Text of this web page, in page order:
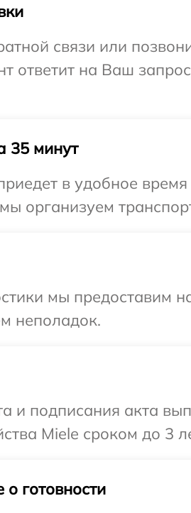
связи или
ответит на Ваш
35 минут
в удобное
организуем
мы предоставим
неполадок.
и подписания акта
Miele сроком до 3
готовности